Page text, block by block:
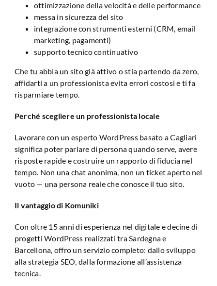
ottimizzazione della velocità e delle performance
messa in sicurezza del sito
integrazione con strumenti esterni (CRM, email
marketing, pagamenti)
supporto tecnico continuativo
Che tu abbia un sito già attivo o stia partendo da zero,
affidarti a un professionista evita errori costosi e ti fa
risparmiare tempo.
Perché scegliere un professionista locale
Lavorare con un esperto WordPress basato a Cagliari
significa poter parlare di persona quando serve, avere
risposte rapide e costruire un rapporto di fiducia nel
tempo. Non una chat anonima, non un ticket aperto nel
vuoto — una persona reale che conosce il tuo sito.
Il vantaggio di Komuniki
Con oltre 15 anni di esperienza nel digitale e decine di
progetti WordPress realizzati tra Sardegna e
Barcellona, offro un servizio completo: dallo sviluppo
alla strategia SEO, dalla formazione all’assistenza
tecnica.